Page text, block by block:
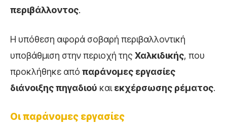
περιβάλλοντος.
Η υπόθεση αφορά σοβαρή περιβαλλοντική
υποβάθμιση στην περιοχή της Χαλκιδικής, που
προκλήθηκε από παράνομες εργασίες
διάνοιξης πηγαδιού καιεκχέρσωσης ρέματος.
Οι παράνομες εργασίες